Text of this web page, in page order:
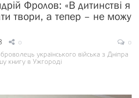
Фролов: «В дитинстві я
твори, а тепер – не можу
0
0
українського війська з Дніпра
книгу в Ужгороді